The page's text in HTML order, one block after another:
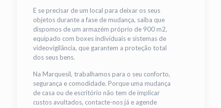
E se precisar de um local para deixar os seus
objetos durante a fase de mudança, saiba que
dispomos de um armazém próprio de 900 m2,
equipado com boxes individuais e sistemas de
videovigilância, que garantem a proteção total
dos seus bens.
Na Marquesil, trabalhamos para o seu conforto,
segurança e comodidade. Porque uma mudança
de casa ou de escritório não tem de implicar
custos avultados, contacte-nos já e agende